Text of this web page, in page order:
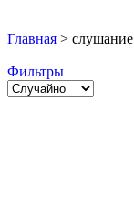
Главная > слушание
Фильтры